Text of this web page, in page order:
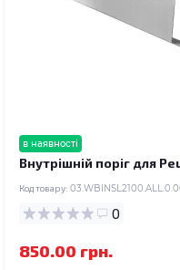
в наявності
Внутрішній поріг для
Код товару:
0
850.00 грн.